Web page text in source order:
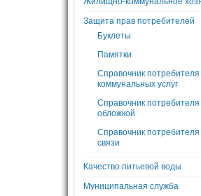
Защита прав потребителей
Буклеты
Памятки
Справочник
коммунальных услуг
Справочник потребителя
обложкой
Справочник потребителя
связи
Качество питьевой воды
Муниципальная служба